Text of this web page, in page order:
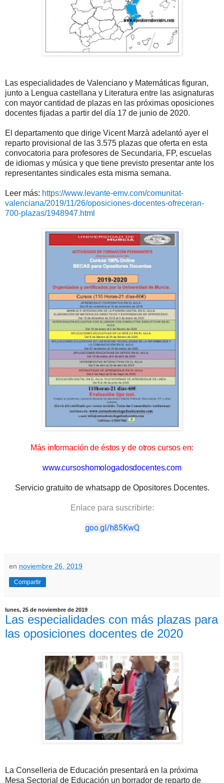
Las especialidades de Valenciano y Matemáticas figuran,
junto a Lengua castellana y Literatura entre las asignaturas
con mayor cantidad de plazas en las próximas oposiciones
docentes fijadas a partir del día 17 de junio de 2020.
El departamento que dirige Vicent Marzà adelantó ayer el
reparto provisional de las 3.575 plazas que oferta en esta
convocatoria para profesores de Secundaria, FP, escuelas
de idiomas y música y que tiene previsto presentar ante los
representantes sindicales esta misma semana.
Leer más: https://www.levante-emv.com/comunitat-
valenciana/2019/11/26/oposiciones-docentes-ofreceran-
700-plazas/1948947.html
Más información de éstos y de otros cursos en:
www.cursoshomologadosdocentes.com
Servicio gratuito de whatsapp de Opositores Docentes.
Enlace para suscribirte:
goo.gl/h85KwQ
en noviembre 26, 2019
Compartir
lunes, 25 de noviembre de 2019
Las especialidades con más plazas para
las oposiciones docentes de 2020
La Conselleria de Educación presentará en la próxima
Mesa Sectorial de Educación un borrador de reparto de